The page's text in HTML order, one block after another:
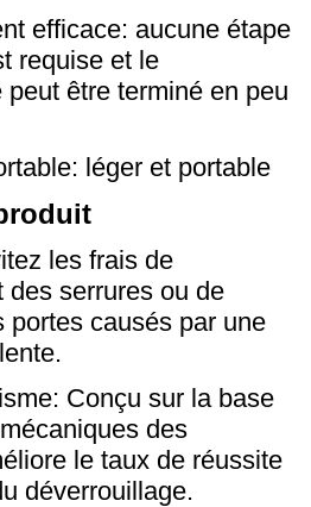
efficace: aucune étape
requise et le
peut être terminé en peu
léger et portable
les frais de
des serrures ou de
portes causés par une
Conçu sur la base
des
le taux de réussite
déverrouillage.